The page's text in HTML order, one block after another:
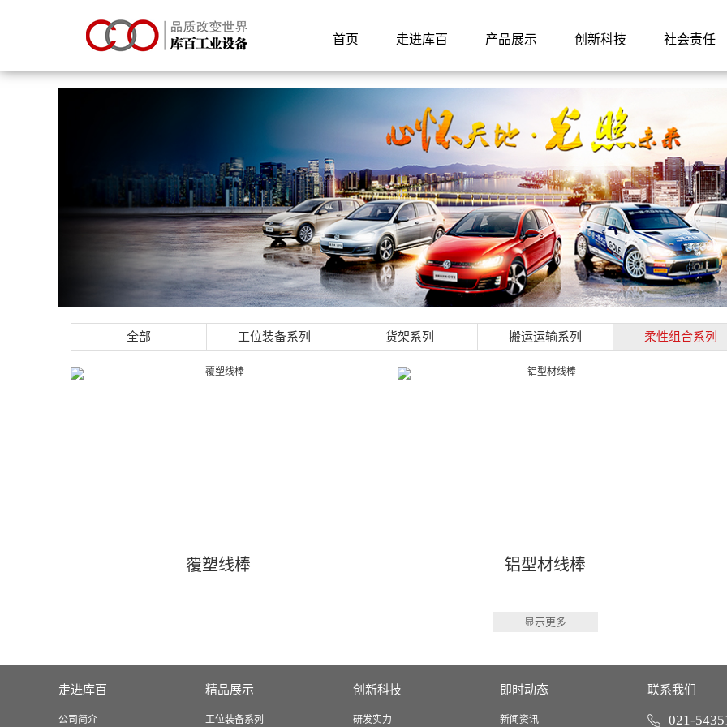
首页 走进库百 产品展示 创新科技 社会责任
全部 工位装备系列 货架系列 搬运运输系列 柔性组合系列
覆塑线棒 铝型材线棒
显示更多
走进库百
公司简介
精品展示
工位装备系列
创新科技
研发实力
即时动态
新闻资讯
联系我们
021-